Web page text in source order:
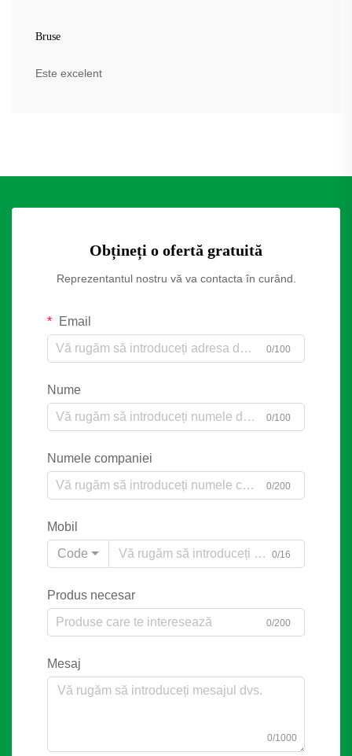
Bruse
Este excelent
Obțineți o ofertă gratuită
Reprezentantul nostru vă va contacta în curând.
Email
0/100
Nume
0/100
Numele companiei
0/200
Mobil
Code
0/16
Produs necesar
0/200
Mesaj
0/1000